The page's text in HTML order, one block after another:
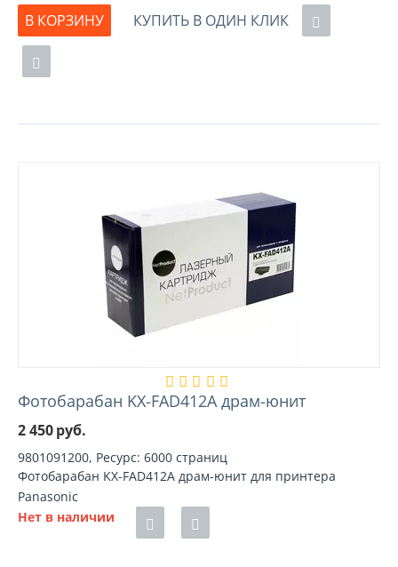
В КОРЗИНУ
КУПИТЬ В ОДИН КЛИК
Фотобарабан KX-FAD412A драм-юнит
2 450руб.
9801091200, Ресурс: 6000 страниц
Фотобарабан KX-FAD412A драм-юнит для принтера
Panasonic
Нет в наличии